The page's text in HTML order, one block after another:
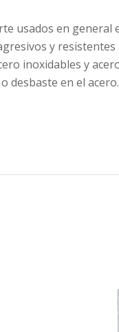
usados en
y
inoxidables y
desbaste en el